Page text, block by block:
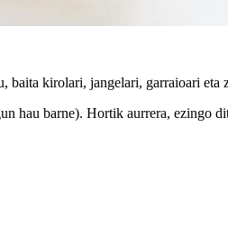
kirolari, jangelari, garraioari eta
hau barne). Hortik aurrera, ezingo